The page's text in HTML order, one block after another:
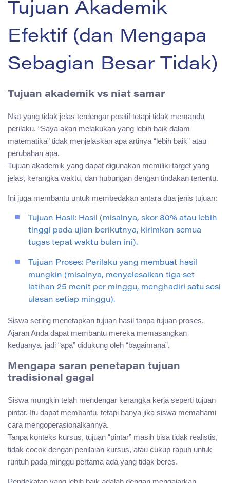
Tujuan Akademik
Efektif (dan Mengapa
Sebagian Besar Tidak)
Tujuan akademik vs niat samar
Niat yang tidak jelas terdengar positif tetapi tidak memandu
perilaku. “Saya akan melakukan yang lebih baik dalam
matematika” tidak menjelaskan apa artinya “lebih baik” atau
perubahan apa.
Tujuan akademik yang dapat digunakan memiliki target yang
jelas, kerangka waktu, dan hubungan dengan tindakan tertentu.
Ini juga membantu untuk membedakan antara dua jenis tujuan:
Tujuan Hasil: Hasil (misalnya, skor 80% atau lebih
tinggi pada ujian berikutnya, kirimkan semua
tugas tepat waktu bulan ini).
Tujuan Proses: Perilaku yang membuat hasil
mungkin (misalnya, menyelesaikan tiga set
latihan 25 menit per minggu, menghadiri satu sesi
ulasan setiap minggu).
Siswa sering menetapkan tujuan hasil tanpa tujuan proses.
Ajaran Anda dapat membantu mereka memasangkan
keduanya, jadi “apa” didukung oleh “bagaimana”.
Mengapa saran penetapan tujuan
tradisional gagal
Siswa mungkin telah mendengar kerangka kerja seperti tujuan
pintar. Itu dapat membantu, tetapi hanya jika siswa memahami
cara mengoperasionalkannya.
Tanpa konteks kursus, tujuan “pintar” masih bisa tidak realistis,
tidak cocok dengan penilaian kursus, atau cukup rapuh untuk
runtuh pada minggu pertama ada yang tidak beres.